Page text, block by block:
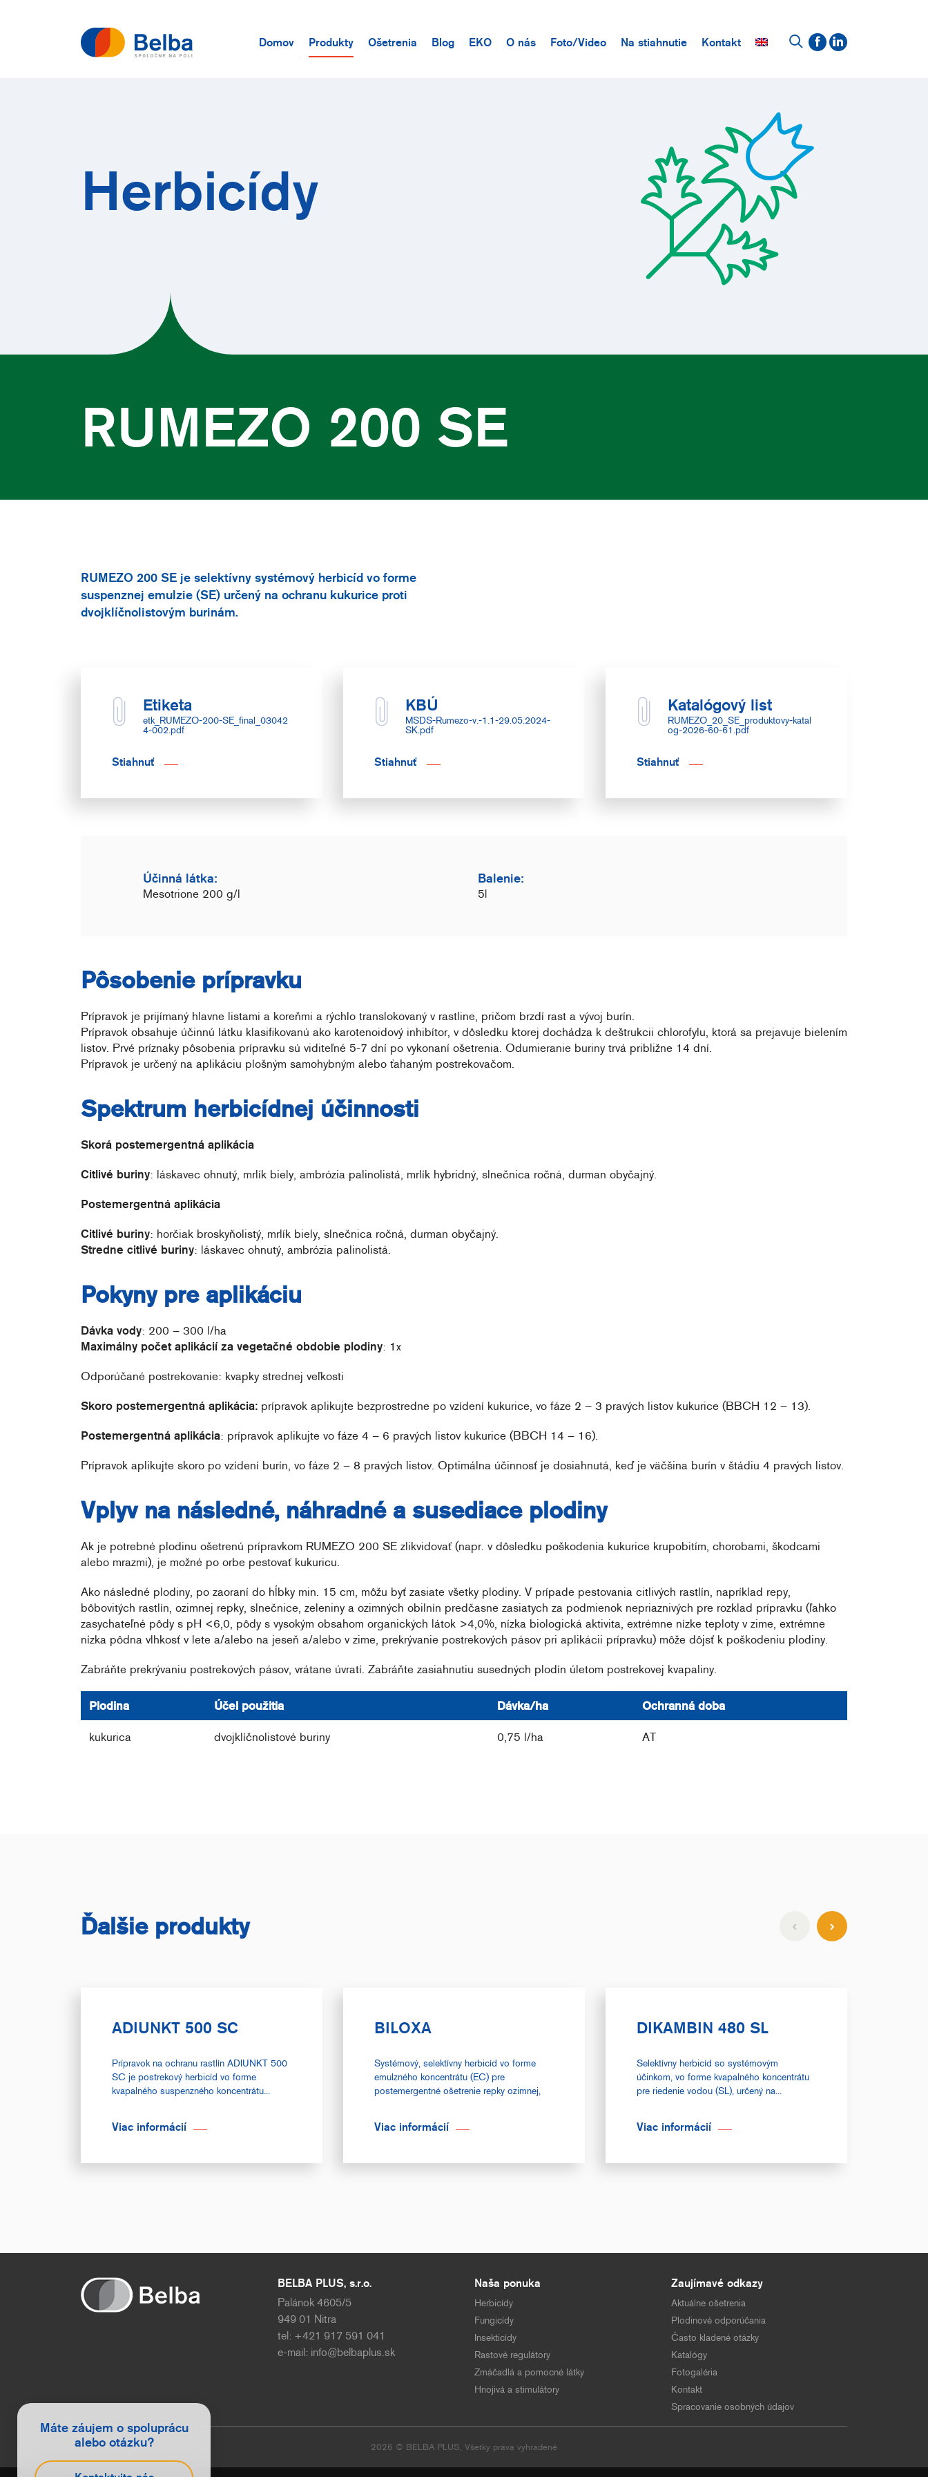
Domov Produkty Ošetrenia Blog EKO O nás Foto/Video Na stiahnutie Kontakt
Herbicídy
RUMEZO 200 SE
RUMEZO 200 SE je selektívny systémový herbicíd vo forme
suspenznej emulzie (SE) určený na ochranu kukurice proti
dvojklíčnolistovým burinám.
Etiketa
etk_RUMEZO-200-SE_final_03042
4-002.pdf
Stiahnuť
KBÚ
MSDS-Rumezo-v.-1.1-29.05.2024-
SK.pdf
Stiahnuť
Katalógový list
RUMEZO_20_SE_produktovy-katal
og-2026-60-61.pdf
Stiahnuť
Účinná látka:
Mesotrione 200 g/l
Balenie:
5l
Pôsobenie prípravku
Prípravok je prijímaný hlavne listami a koreňmi a rýchlo translokovaný v rastline, pričom brzdí rast a vývoj burín.
Prípravok obsahuje účinnú látku klasifikovanú ako karotenoidový inhibítor, v dôsledku ktorej dochádza k deštrukcii chlorofylu, ktorá sa prejavuje bielením
listov. Prvé príznaky pôsobenia prípravku sú viditeľné 5-7 dní po vykonaní ošetrenia. Odumieranie buriny trvá približne 14 dní.
Prípravok je určený na aplikáciu plošným samohybným alebo ťahaným postrekovačom.
Spektrum herbicídnej účinnosti
Skorá postemergentná aplikácia
Citlivé buriny: láskavec ohnutý, mrlík biely, ambrózia palinolistá, mrlík hybridný, slnečnica ročná, durman obyčajný.
Postemergentná aplikácia
Citlivé buriny: horčiak broskyňolistý, mrlík biely, slnečnica ročná, durman obyčajný.
Stredne citlivé buriny: láskavec ohnutý, ambrózia palinolistá.
Pokyny pre aplikáciu
Dávka vody: 200 – 300 l/ha
Maximálny počet aplikácií za vegetačné obdobie plodiny: 1x
Odporúčané postrekovanie: kvapky strednej veľkosti
Skoro postemergentná aplikácia: prípravok aplikujte bezprostredne po vzídení kukurice, vo fáze 2 – 3 pravých listov kukurice (BBCH 12 – 13).
Postemergentná aplikácia: prípravok aplikujte vo fáze 4 – 6 pravých listov kukurice (BBCH 14 – 16).
Prípravok aplikujte skoro po vzídení burín, vo fáze 2 – 8 pravých listov. Optimálna účinnosť je dosiahnutá, keď je väčšina burín v štádiu 4 pravých listov.
Vplyv na následné, náhradné a susediace plodiny
Ak je potrebné plodinu ošetrenú prípravkom RUMEZO 200 SE zlikvidovať (napr. v dôsledku poškodenia kukurice krupobitím, chorobami, škodcami
alebo mrazmi), je možné po orbe pestovať kukuricu.
Ako následné plodiny, po zaoraní do hĺbky min. 15 cm, môžu byť zasiate všetky plodiny. V prípade pestovania citlivých rastlín, napríklad repy,
bôbovitých rastlín, ozimnej repky, slnečnice, zeleniny a ozimných obilnín predčasne zasiatych za podmienok nepriaznivých pre rozklad prípravku (ľahko
zasychateľné pôdy s pH <6,0, pôdy s vysokým obsahom organických látok >4,0%, nízka biologická aktivita, extrémne nízke teploty v zime, extrémne
nízka pôdna vlhkosť v lete a/alebo na jeseň a/alebo v zime, prekrývanie postrekových pásov pri aplikácii prípravku) môže dôjsť k poškodeniu plodiny.
Zabráňte prekrývaniu postrekových pásov, vrátane úvratí. Zabráňte zasiahnutiu susedných plodín úletom postrekovej kvapaliny.
Plodina Účel použitia Dávka/ha Ochranná doba
kukurica dvojklíčnolistové buriny 0,75 l/ha AT
Ďalšie produkty
ADIUNKT 500 SC
Prípravok na ochranu rastlín ADIUNKT 500
SC je postrekový herbicíd vo forme
kvapalného suspenzného koncentrátu...
Viac informácií
BILOXA
Systémový, selektívny herbicíd vo forme
emulzného koncentrátu (EC) pre
postemergentné ošetrenie repky ozimnej,
Viac informácií
DIKAMBIN 480 SL
Selektívny herbicíd so systémovým
účinkom, vo forme kvapalného koncentrátu
pre riedenie vodou (SL), určený na...
Viac informácií
BELBA PLUS, s.r.o.
Palánok 4605/5
949 01 Nitra
tel: +421 917 591 041
e-mail: info@belbaplus.sk
Naša ponuka
Herbicídy
Fungicídy
Insekticídy
Rastové regulátory
Zmáčadlá a pomocné látky
Hnojivá a stimulátory
Zaujímavé odkazy
Aktuálne ošetrenia
Plodinové odporúčania
Často kladené otázky
Katalógy
Fotogaléria
Kontakt
Spracovanie osobných údajov
2026 © BELBA PLUS, Všetky práva vyhradené
Máte záujem o spoluprácu
alebo otázku?